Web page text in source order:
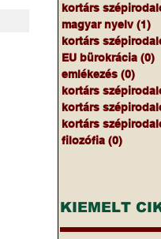
kortárs
magyar nyelv (1)
kortárs
EU bürokrácia (0)
emlékezés (0)
kortárs
kortárs
kortárs
filozófia (0)
KIEMELT